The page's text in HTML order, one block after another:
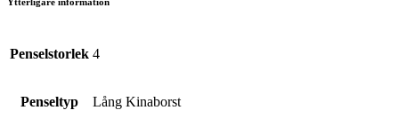
Penselstorlek 4
Penseltyp Lång Kinaborst